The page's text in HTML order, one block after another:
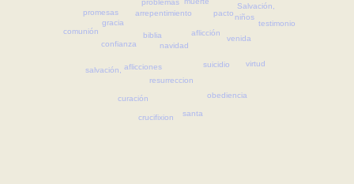
problemas
arrepentimiento pacto
biblia aflicción
navidad
promesas
gracia
confianza
aflicciones
Salvación,
resurreccion
venida
suicidio
niños
comunión
testimonio
virtud
salvación,
obediencia
curación
santa
crucifixion